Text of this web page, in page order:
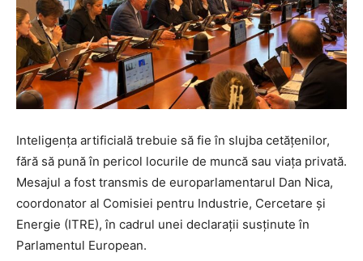
Inteligența artificială trebuie să fie în slujba cetățenilor,
fără să pună în pericol locurile de muncă sau viața privată.
Mesajul a fost transmis de europarlamentarul Dan Nica,
coordonator al Comisiei pentru Industrie, Cercetare și
Energie (ITRE), în cadrul unei declarații susținute în
Parlamentul European.